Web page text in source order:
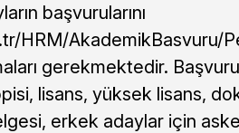
başvurularını
HRM/AkademikBasvuru/
gerekmektedir.
lisans, yüksek lisans,
erkek adaylar için